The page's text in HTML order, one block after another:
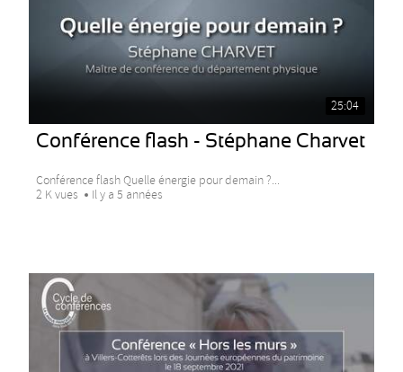
25:04
Conférence flash - Stéphane Charvet
Conférence flash Quelle énergie pour demain ?...
2 K vues
Il y a 5 années